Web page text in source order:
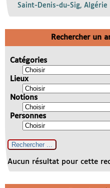
Saint-Denis-du-Sig, Algérie
Rechercher un
Catégories
Lieux
Notions
Personnes
Aucun résultat pour cette